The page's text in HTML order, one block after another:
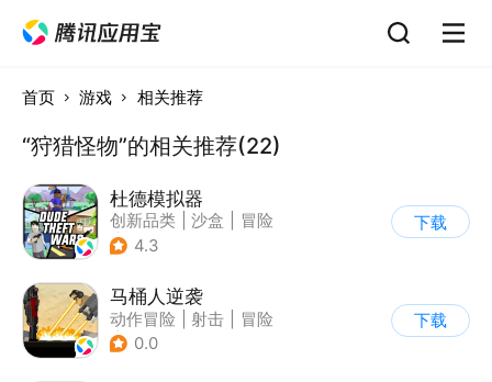
首页 游戏 相关推荐
“狩猎怪物”的相关推荐(22)
杜德模拟器
创新品类 沙盒
冒险
| 写实
4.3
下载
马桶人逆袭
动作冒险 射击
冒险
| 像素风
0.0
下载